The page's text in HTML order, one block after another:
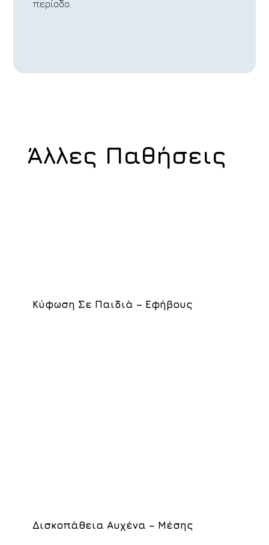
περίοδο.
Άλλες Παθήσεις
Κύφωση Σε Παιδιά – Εφήβους
Δισκοπάθεια Αυχένα – Μέσης